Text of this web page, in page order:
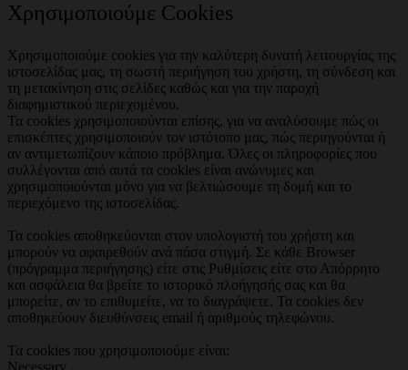
Χρησιμοποιούμε Cookies
Χρησιμοποιούμε cookies για την καλύτερη δυνατή λειτουργίας της
ιστοσελίδας μας, τη σωστή περιήγηση του χρήστη, τη σύνδεση και
τη μετακίνηση στις σελίδες καθώς και για την παροχή
διαφημιστικού περιεχομένου.
Τα cookies χρησιμοποιούνται επίσης, για να αναλύσουμε πώς οι
επισκέπτες χρησιμοποιούν τον ιστότοπο μας, πώς περιηγούνται ή
αν αντιμετωπίζουν κάποιο πρόβλημα. Όλες οι πληροφορίες που
συλλέγονται από αυτά τα cookies είναι ανώνυμες και
χρησιμοποιούνται μόνο για να βελτιώσουμε τη δομή και το
περιεχόμενο της ιστοσελίδας.
Τα cookies αποθηκεύονται στον υπολογιστή του χρήστη και
μπορούν να αφαιρεθούν ανά πάσα στιγμή. Σε κάθε Browser
(πρόγραμμα περιήγησης) είτε στις Ρυθμίσεις είτε στο Απόρρητο
και ασφάλεια θα βρείτε το ιστορικό πλοήγησής σας και θα
μπορείτε, αν το επιθυμείτε, να το διαγράψετε. Τα cookies δεν
αποθηκεύουν διευθύνσεις email ή αριθμούς τηλεφώνου.
Τα cookies που χρησιμοποιούμε είναι: